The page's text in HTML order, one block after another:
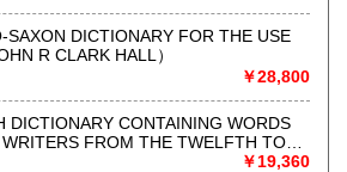
おります。
DICTIONARY FOR THE USE
（JOHN R CLARK HALL）
￥28,800
CONTAINING WORDS
FROM THE TWELFTH TO
￥19,360